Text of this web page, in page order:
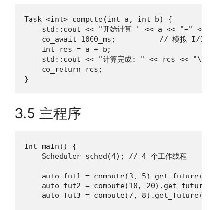
Task <int> compute(int a, int b) {
std::cout << "开始计算 " << a << "+" <<
co_await 1000_ms;          // 模拟 I/O 延
    int res = a + b;
    std::cout << "计算完成: " << res << "\n";
    co_return res;
}
3.5 主程序
int main() {
    Scheduler sched(4); // 4 个工作线程
    auto fut1 = compute(3, 5).get_future();
auto fut2 = compute(10,
    auto fut3 = compute(7, 8).get_future();